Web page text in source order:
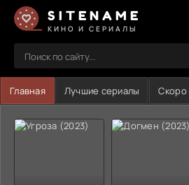
SITENAME
КИНО И СЕРИАЛЫ
Главная Лучшие сериалы Скоро